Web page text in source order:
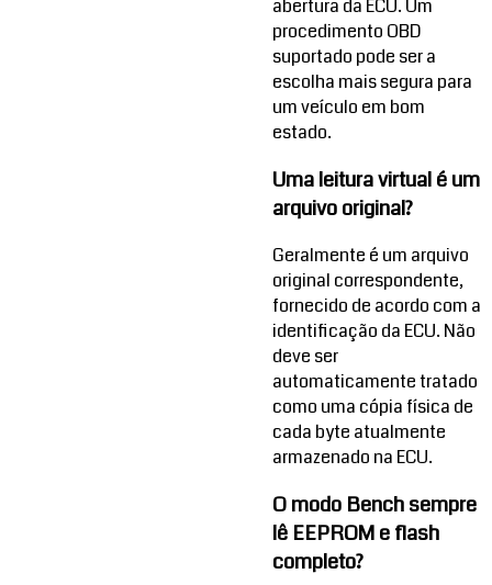
abertura da ECU. Um
procedimento OBD
suportado pode ser a
escolha mais segura para
um veículo em bom
estado.
Uma leitura virtual é um
arquivo original?
Geralmente é um arquivo
original correspondente,
fornecido de acordo com a
identificação da ECU. Não
deve ser
automaticamente tratado
como uma cópia física de
cada byte atualmente
armazenado na ECU.
O modo Bench sempre
lê EEPROM e flash
completo?